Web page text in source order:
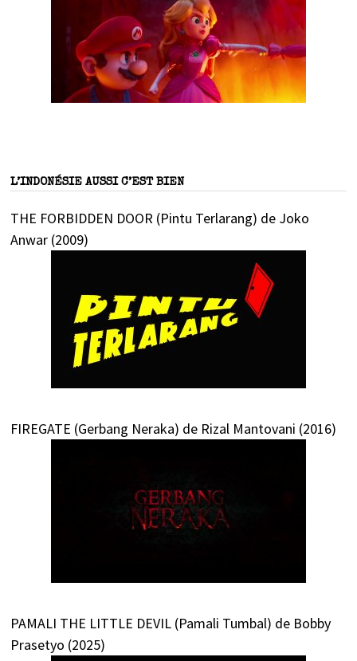
L’INDONÉSIE AUSSI C’EST BIEN
THE FORBIDDEN DOOR (Pintu Terlarang) de Joko
Anwar (2009)
FIREGATE (Gerbang Neraka) de Rizal Mantovani (2016)
PAMALI THE LITTLE DEVIL (Pamali Tumbal) de Bobby
Prasetyo (2025)